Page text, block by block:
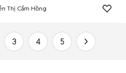
Thị Cẩm Hồng
3 4 5